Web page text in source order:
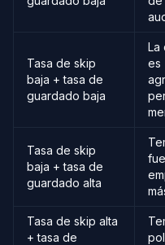
Tasa de skip
baja + tasa de
guardado baja
La
es
Tasa de skip
baja + tasa de
guardado alta
Tasa de skip alta
+ tasa de